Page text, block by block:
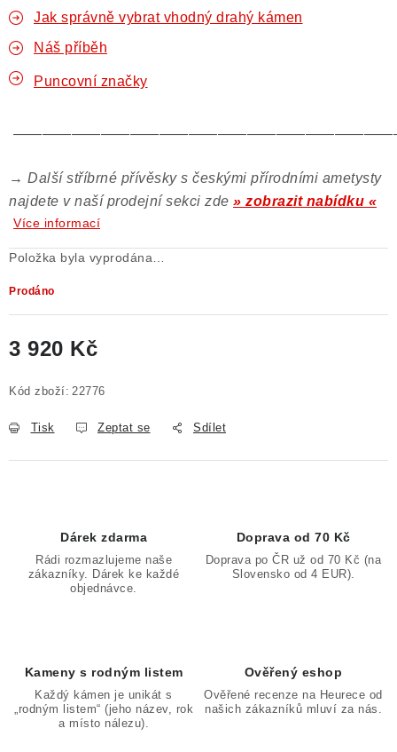
Jak správně vybrat vhodný drahý kámen
Náš příběh
Puncovní značky
→ Další stříbrné přívěsky s českými přírodními ametysty
najdete v naší prodejní sekci zde » zobrazit nabídku «
Více informací
Položka byla vyprodána…
Prodáno
3 920 Kč
Kód zboží: 22776
Tisk Zeptat se Sdílet
Dárek zdarma
Rádi rozmazlujeme naše
zákazníky. Dárek ke každé
objednávce.
Doprava od 70 Kč
Doprava po ČR už od 70 Kč (na
Slovensko od 4 EUR).
Kameny s rodným listem
Každý kámen je unikát s
„rodným listem“ (jeho název, rok
a místo nálezu).
Ověřený eshop
Ověřené recenze na Heurece od
našich zákazníků mluví za nás.